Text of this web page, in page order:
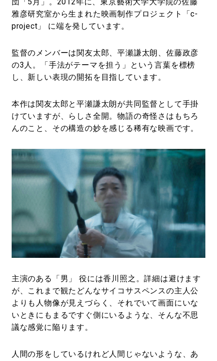
雅彦研究室から生まれた映画制作プロジェクト「c-
project」 に端を発しています。
監督のメンバーは関友太郎、平瀬謙太朗、佐藤政彦
の3人。「手法がテーマを担う」という言葉を標榜
し、新しい表現の開拓を目指しています。
本作は関友太郎と平瀬謙太朗が共同監督として手掛
けていますが、らしさ全開。物語の奇怪さはもちろ
んのこと、その構造の妙を感じる稀有な映画です。
主演のある「男」 役には香川照之。詳細は避けます
が、これまで観たどんなサイコサスペンスの主人公
よりも人物像が見えづらく、それでいて画面にいな
いときにもまるですぐ側にいるような、そんな不思
議な感覚に陥ります。
人間の形をしているけれど人間じゃないような、あ